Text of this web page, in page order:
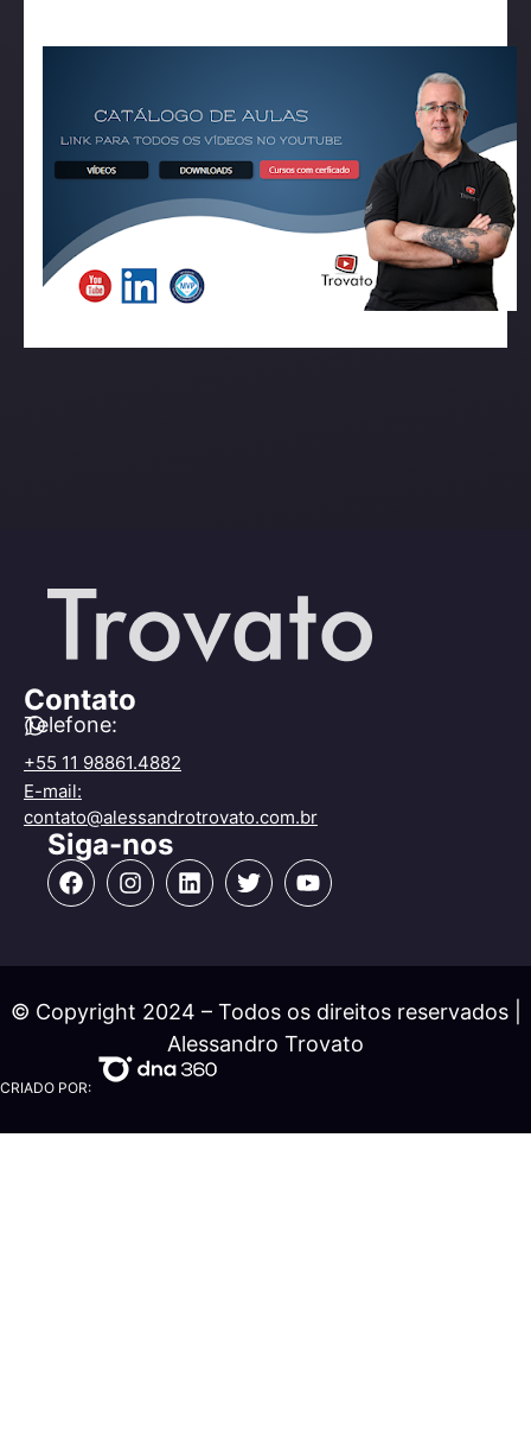
Contato
Telefone:
+55 11 98861.4882
E-mail:
contato@alessandrotrovato.com.br
Siga-nos
© Copyright 2024 – Todos os direitos reservados |
Alessandro Trovato
CRIADO POR: